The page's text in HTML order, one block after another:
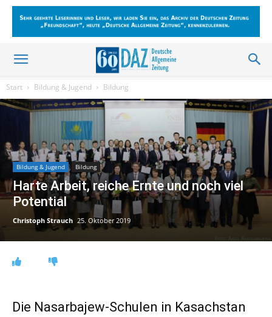
Start Bildung & Jugend Bildung
Bildung & Jugend Bildung
Harte Arbeit, reiche Ernte und noch viel
Potential
Christoph Strauch 25. Oktober 2019
Die Nasarbajew-Schulen in Kasachstan